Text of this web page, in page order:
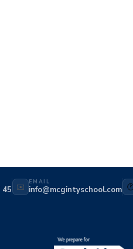
45 ✉️
EMAIL
info@mcgintyschool.com